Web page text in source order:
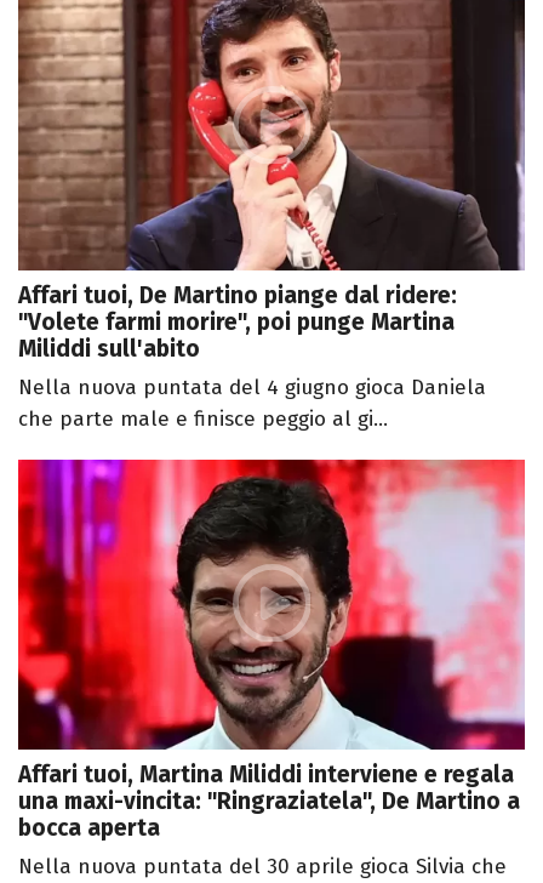
Affari tuoi, De Martino piange dal ridere:
"Volete farmi morire", poi punge Martina
Miliddi sull'abito
Nella nuova puntata del 4 giugno gioca Daniela
che parte male e finisce peggio al gi...
Affari tuoi, Martina Miliddi interviene e regala
una maxi-vincita: "Ringraziatela", De Martino a
bocca aperta
Nella nuova puntata del 30 aprile gioca Silvia che